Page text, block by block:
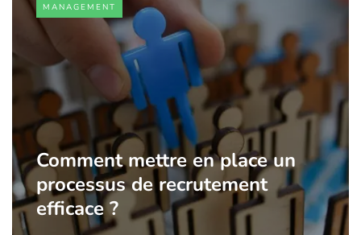
MANAGEMENT
Comment mettre en place un
processus de recrutement
efficace ?